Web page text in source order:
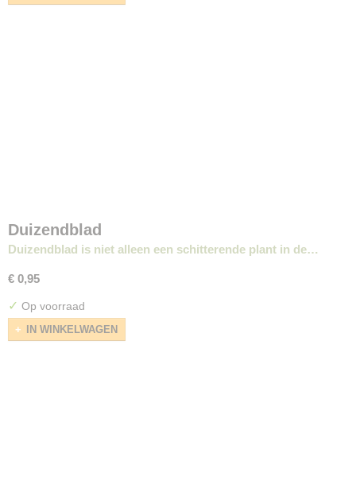
Duizendblad
Duizendblad is niet alleen een schitterende plant in de…
€ 0,95
✓ Op voorraad
IN WINKELWAGEN